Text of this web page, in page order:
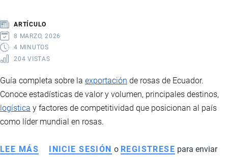
ARTÍCULO
8 MARZO, 2026
4 MINUTOS
204 VISTAS
Guía completa sobre la exportación de rosas de Ecuador.
Conoce estadísticas de valor y volumen, principales destinos,
logística y factores de competitividad que posicionan al país
como líder mundial en rosas.
LEE MÁS SOBRE
INICIE SESIÓN o REGISTRESE para enviar